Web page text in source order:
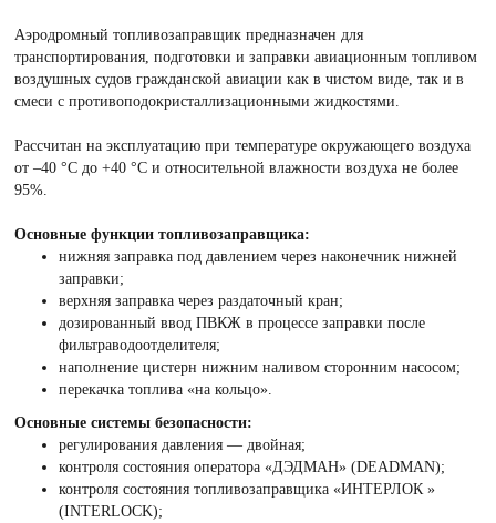
Аэродромный топливозаправщик предназначен для
транспортирования, подготовки и заправки авиационным топливом
воздушных судов гражданской авиации как в чистом виде, так и в
смеси с противоподокристаллизационными жидкостями.
Рассчитан на эксплуатацию при температуре окружающего воздуха
от –40 °С до +40 °С и относительной влажности воздуха не более
95%.
Основные функции топливозаправщика:
нижняя заправка под давлением через наконечник нижней
заправки;
верхняя заправка через раздаточный кран;
дозированный ввод ПВКЖ в процессе заправки после
фильтраводоотделителя;
наполнение цистерн нижним наливом сторонним насосом;
перекачка топлива «на кольцо».
Основные системы безопасности:
регулирования давления — двойная;
контроля состояния оператора «ДЭДМАН» (DEADMAN);
контроля состояния топливозаправщика «ИНТЕРЛОК »
(INTERLOCK);